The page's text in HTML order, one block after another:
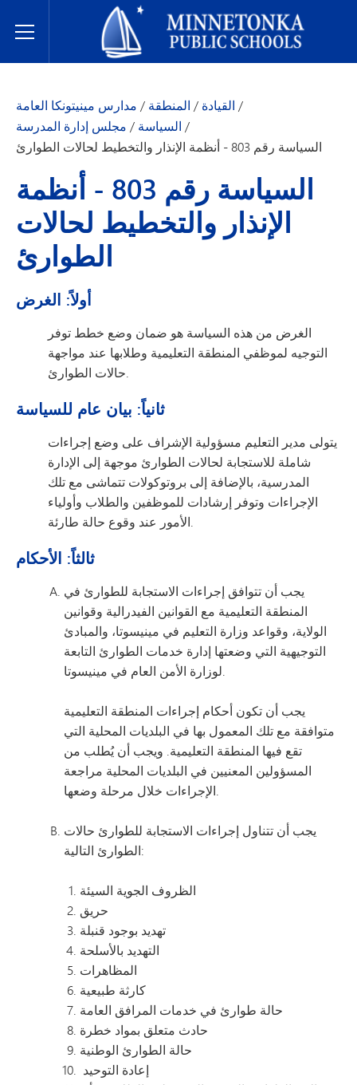
Toggle Menu
مدارس مينيتونكا العامة
مدارس مينيتونكا العامة / المنطقة / القيادة /
مجلس إدارة المدرسة / السياسة /
السياسة رقم 803 - أنظمة الإنذار والتخطيط لحالات الطوارئ
السياسة رقم 803 - أنظمة
الإنذار والتخطيط لحالات
الطوارئ
أولاً: الغرض
الغرض من هذه السياسة هو ضمان وضع خطط توفر
التوجيه لموظفي المنطقة التعليمية وطلابها عند مواجهة
حالات الطوارئ.
ثانياً: بيان عام للسياسة
يتولى مدير التعليم مسؤولية الإشراف على وضع إجراءات
شاملة للاستجابة لحالات الطوارئ موجهة إلى الإدارة
المدرسية، بالإضافة إلى بروتوكولات تتماشى مع تلك
الإجراءات وتوفر إرشادات للموظفين والطلاب وأولياء
الأمور عند وقوع حالة طارئة.
ثالثاً: الأحكام
يجب أن تتوافق إجراءات الاستجابة للطوارئ في
المنطقة التعليمية مع القوانين الفيدرالية وقوانين
الولاية، وقواعد وزارة التعليم في مينيسوتا، والمبادئ
التوجيهية التي وضعتها إدارة خدمات الطوارئ التابعة
لوزارة الأمن العام في مينيسوتا.
يجب أن تكون أحكام إجراءات المنطقة التعليمية
متوافقة مع تلك المعمول بها في البلديات المحلية التي
تقع فيها المنطقة التعليمية. ويجب أن يُطلب من
المسؤولين المعنيين في البلديات المحلية مراجعة
الإجراءات خلال مرحلة وضعها.
يجب أن تتناول إجراءات الاستجابة للطوارئ حالات
الطوارئ التالية:
الظروف الجوية السيئة
حريق
تهديد بوجود قنبلة
التهديد بالأسلحة
المظاهرات
كارثة طبيعية
حالة طوارئ في خدمات المرافق العامة
حادث متعلق بمواد خطرة
حالة الطوارئ الوطنية
إعادة التوحيد